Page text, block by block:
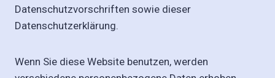
Datenschutzvorschriften sowie dieser
Datenschutzerklärung.
Wenn Sie diese Website benutzen, werden